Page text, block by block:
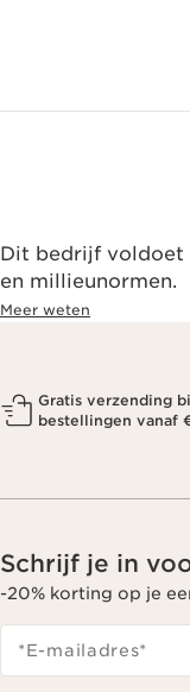
Dit bedrijf voldoet
en millieunormen.
Meer weten
Gratis verzending
bestellingen vanaf
Schrijf je in
-20% korting op je
*E-mailadres*